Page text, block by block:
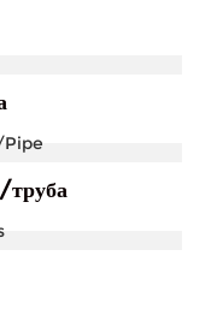
труба